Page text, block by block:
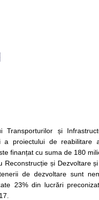
și
a proiectului de reabilitare
finanțat cu suma de 180
și Dezvoltare și
de dezvoltare sunt
23% din lucrări